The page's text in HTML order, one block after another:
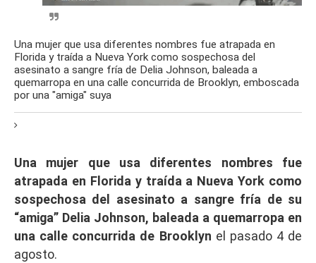
Una mujer que usa diferentes nombres fue atrapada en
Florida y traída a Nueva York como sospechosa del
asesinato a sangre fría de Delia Johnson, baleada a
quemarropa en una calle concurrida de Brooklyn, emboscada
por una "amiga" suya
Una mujer que usa diferentes nombres fue
atrapada en Florida y traída a Nueva York como
sospechosa del asesinato a sangre fría de su
“amiga” Delia Johnson, baleada a quemarropa en
una calle concurrida de Brooklyn el pasado 4 de
agosto.